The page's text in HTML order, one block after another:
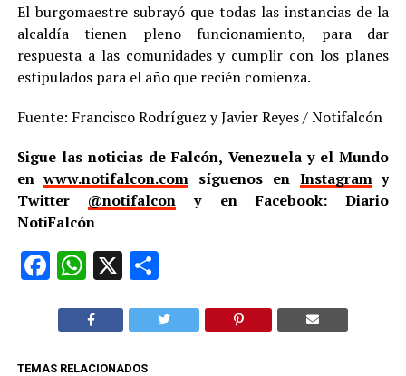
El burgomaestre subrayó que todas las instancias de la
alcaldía tienen pleno funcionamiento, para dar
respuesta a las comunidades y cumplir con los planes
estipulados para el año que recién comienza.
Fuente: Francisco Rodríguez y Javier Reyes / Notifalcón
Sigue las noticias de Falcón, Venezuela y el Mundo
enwww.notifalcon.com síguenos en Instagramy
Twitter @notifalcon y en Facebook: Diario
NotiFalcón
Facebook
WhatsApp
X Compartir
TEMAS RELACIONADOS